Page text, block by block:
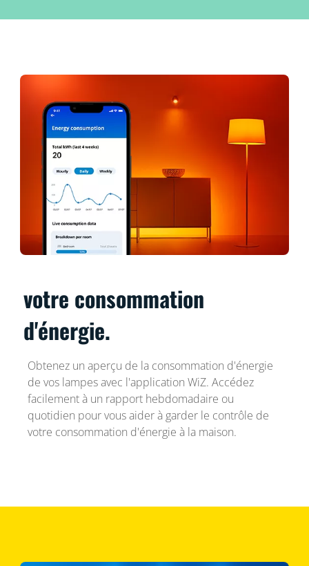
votre consommation
d'énergie.
Obtenez un aperçu de la consommation d'énergie
de vos lampes avec l'application WiZ. Accédez
facilement à un rapport hebdomadaire ou
quotidien pour vous aider à garder le contrôle de
votre consommation d'énergie à la maison.